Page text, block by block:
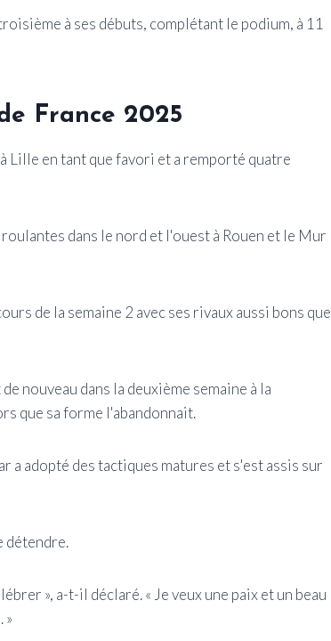
à ses débuts, complétant le podium, à 11
France 2025
Lille en tant que favori et a remporté quatre
dans le nord et l'ouest à Rouen et le Mur
de la semaine 2 avec ses rivaux aussi bons que
nouveau dans la deuxième semaine à la
que sa forme l'abandonnait.
a adopté des tactiques matures et s'est assis sur
détendre.
», a-t-il déclaré. « Je veux une paix et un beau
»